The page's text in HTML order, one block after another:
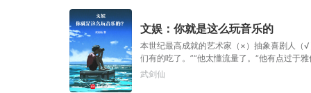
文娱：你就是这么玩音乐的
本世纪最高成就的艺术家（×）抽象喜剧人（
们有的吃了。”“他太懂流量了。“他有点过于
武剑仙